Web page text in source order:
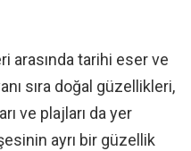
arasında tarihi eser ve
sıra doğal güzellikleri,
ve plajları da yer
ayrı bir güzellik